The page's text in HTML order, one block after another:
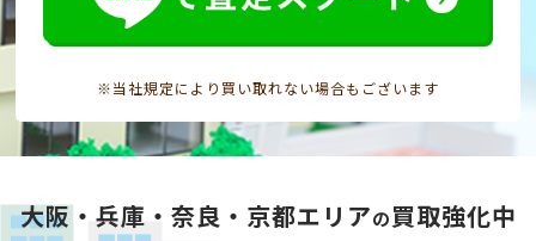
※当社規定により買い取れない場合もございます
大阪・兵庫・奈良・京都エリアの買取強化中